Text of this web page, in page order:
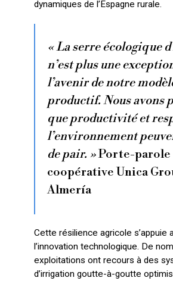
dynamiques de l’Espagne rurale.
« La serre écologique
n’est plus une
l’avenir de notre
productif. Nous avons
que productivité et
l’environnement
de pair. »Porte-parole
coopérative Unica
Almería
Cette résilience agricole s’appuie
l’innovation technologique. De
exploitations ont recours à des
d’irrigation goutte-à-goutte